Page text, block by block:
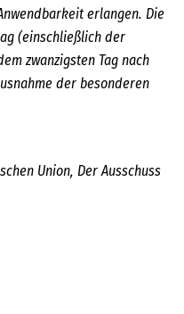
erlangen. Die
(einschließlich der
zwanzigsten Tag nach
der besonderen
Union, Der Ausschuss